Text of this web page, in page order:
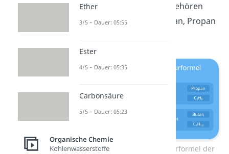
Alkane aufgebaut. Dazu gehören
zum BeispielMethan,
Ethan, Propan
Summenformel und Strukturformel der
Ether
3/5 – Dauer: 05:55
Ester
4/5 – Dauer: 05:35
Carbonsäure
5/5 – Dauer: 05:23
Organische Chemie
Kohlenwasserstoffe